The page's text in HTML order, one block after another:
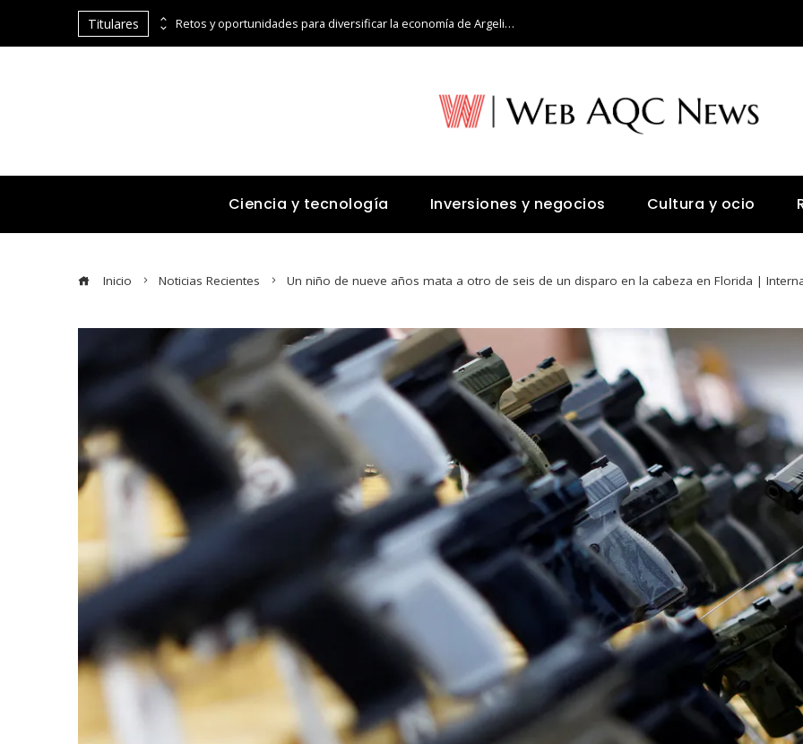
Titulares Retos y oportunidades para diversificar la economía de Argelia más allá del petróleo
Ciencia y tecnología Inversiones y negocios Cultura y ocio
Inicio Noticias Recientes Un niño de nueve años mata a otro de seis de un disparo en la cabeza en Florida |